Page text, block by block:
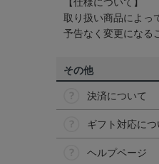
取り扱い商品によっ
予告なく変更になる
その他
決済について
ギフト対応に
ヘルプページ